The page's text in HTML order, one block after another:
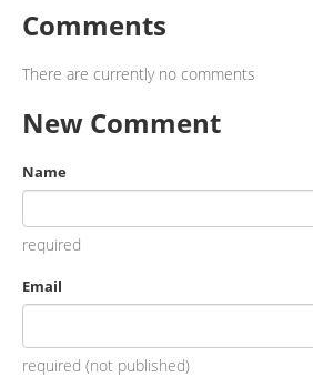
Comments
There are currently no comments
New Comment
Name
required
Email
required (not published)